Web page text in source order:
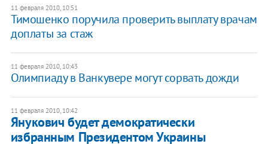
11 февраля 2010, 10:51
Тимошенко поручила проверить выплату врачам
доплаты за стаж
11 февраля 2010, 10:43
Олимпиаду в Ванкувере могут сорвать дожди
11 февраля 2010, 10:42
Янукович будет демократически
избранным Президентом Украины